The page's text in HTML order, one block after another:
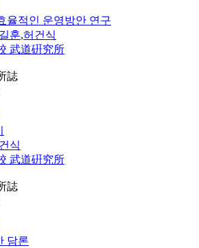
율적인 운영방안 연구
훈,허건식
武道硏究所
誌
식
武道硏究所
誌
담론